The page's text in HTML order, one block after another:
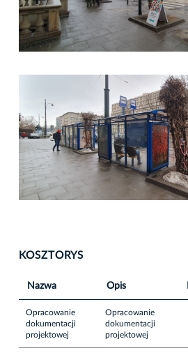
KOSZTORYS
Nazwa Opis
Opracowanie
dokumentacji
projektowej
Opracowanie
dokumentacji
projektowej